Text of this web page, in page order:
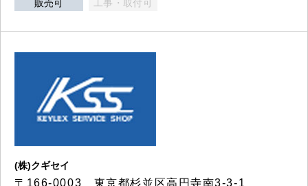
販売可 工事・取付可
(株)クギセイ
〒166-0003 東京都杉並区高円寺南3-3-1